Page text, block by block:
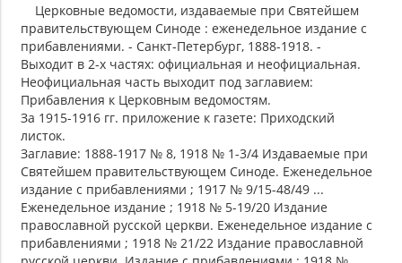
Церковные ведомости, издаваемые при Святейшем
правительствующем Синоде : еженедельное издание с
прибавлениями. - Санкт-Петербург, 1888-1918. -
Выходит в 2-х частях: официальная и неофициальная.
Неофициальная часть выходит под заглавием:
Прибавления к Церковным ведомостям.
За 1915-1916 гг. приложение к газете: Приходский
листок.
Заглавие: 1888-1917 № 8, 1918 № 1-3/4 Издаваемые при
Святейшем правительствующем Синоде. Еженедельное
издание с прибавлениями ; 1917 № 9/15-48/49 ...
Еженедельное издание ; 1918 № 5-19/20 Издание
православной русской церкви. Еженедельное издание с
прибавлениями ; 1918 № 21/22 Издание православной